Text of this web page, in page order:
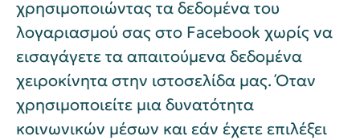
χρησιμοποιώντας τα δεδομένα του
λογαριασμού σας στο Facebook χωρίς να
εισαγάγετε τα απαιτούμενα δεδομένα
χειροκίνητα στην ιστοσελίδα μας. Όταν
χρησιμοποιείτε μια δυνατότητα
κοινωνικών μέσων και εάν έχετε επιλέξει